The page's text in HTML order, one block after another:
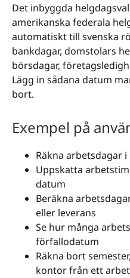
Det inbyggda
amerikanska federala
automatiskt till svenska
bankdagar, domstolars
börsdagar,
Lägg in sådana datum
bort.
Exempel på
Räkna arbetsdagar
Uppskatta
datum
Beräkna
eller leverans
Se hur många
förfallodatum
Räkna bort
kontor från ett